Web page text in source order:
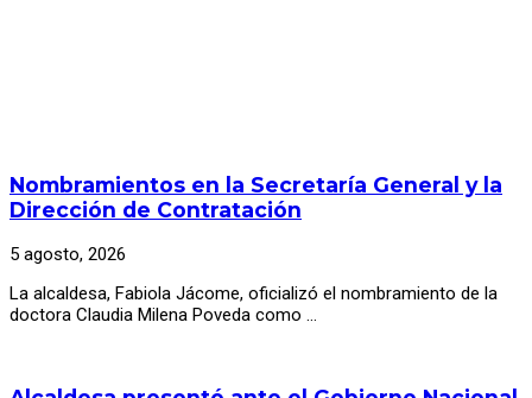
Nombramientos en la Secretaría General y la
Dirección de Contratación
5 agosto, 2026
La alcaldesa, Fabiola Jácome, oficializó el nombramiento de la
doctora Claudia Milena Poveda como …